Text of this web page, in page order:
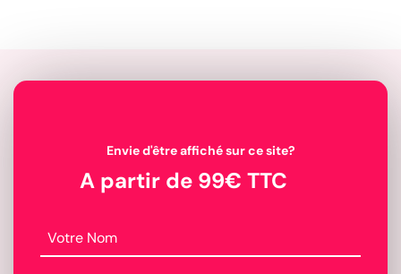
Envie d'être affiché sur ce site?
A partir de 99€ TTC